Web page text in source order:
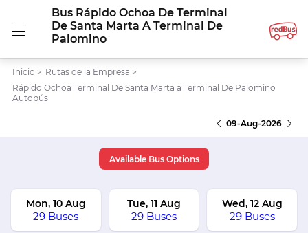
Bus Rápido Ochoa De Terminal
De Santa Marta A Terminal De
Palomino
Inicio > Rutas de la Empresa >
Rápido Ochoa Terminal De Santa Marta a Terminal De Palomino
Autobús
09-Aug-2026
Available Bus Options
Mon, 10 Aug
29 Buses
Tue, 11 Aug
29 Buses
Wed, 12 Aug
29 Buses